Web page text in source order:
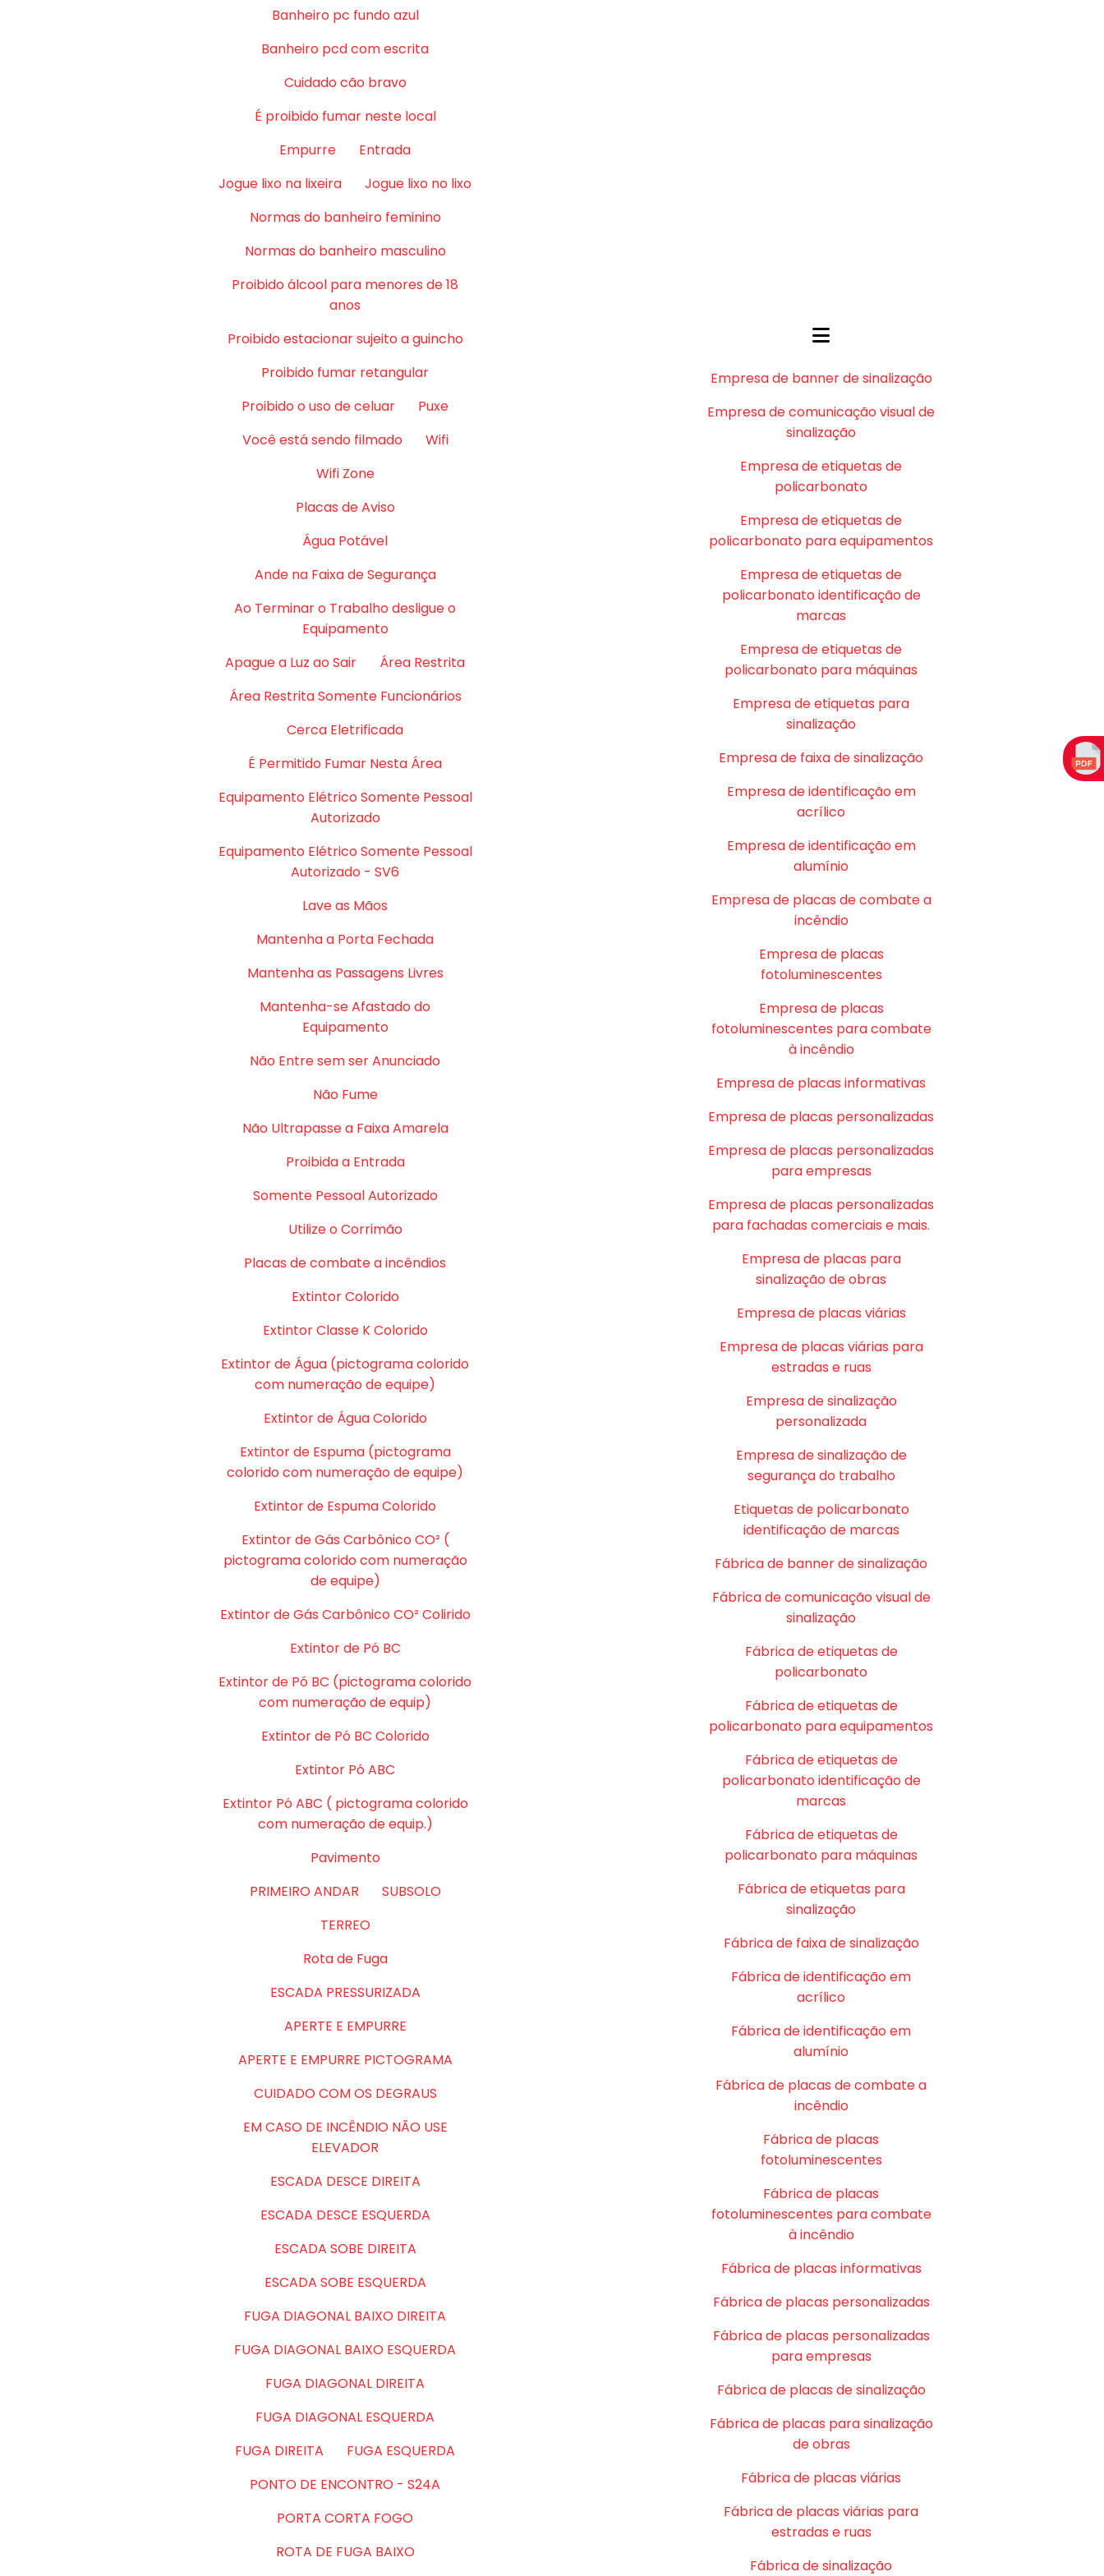
Banheiro pc fundo azul
Banheiro pcd com escrita
Cuidado cão bravo
É proibido fumar neste local
Empurre
Entrada
Jogue lixo na lixeira
Jogue lixo no lixo
Normas do banheiro feminino
Normas do banheiro masculino
Proibido álcool para menores de 18
anos
Proibido estacionar sujeito a guincho
Proibido fumar retangular
Proibido o uso de celuar
Puxe
Você está sendo filmado
Wifi
Wifi Zone
Placas de Aviso
Água Potável
Ande na Faixa de Segurança
Ao Terminar o Trabalho desligue o
Equipamento
Apague a Luz ao Sair
Área Restrita
Área Restrita Somente Funcionários
Cerca Eletrificada
É Permitido Fumar Nesta Área
Equipamento Elétrico Somente Pessoal
Autorizado
Equipamento Elétrico Somente Pessoal
Autorizado - SV6
Lave as Mãos
Mantenha a Porta Fechada
Mantenha as Passagens Livres
Mantenha-se Afastado do
Equipamento
Não Entre sem ser Anunciado
Não Fume
Não Ultrapasse a Faixa Amarela
Proibida a Entrada
Somente Pessoal Autorizado
Utilize o Corrimão
Placas de combate a incêndios
Extintor Colorido
Extintor Classe K Colorido
Extintor de Água (pictograma colorido
com numeração de equipe)
Extintor de Água Colorido
Extintor de Espuma (pictograma
colorido com numeração de equipe)
Extintor de Espuma Colorido
Extintor de Gás Carbônico CO² (
pictograma colorido com numeração
de equipe)
Extintor de Gás Carbônico CO² Colirido
Extintor de Pó BC
Extintor de Pó BC (pictograma colorido
com numeração de equip)
Extintor de Pó BC Colorido
Extintor Pó ABC
Extintor Pó ABC ( pictograma colorido
com numeração de equip.)
Pavimento
PRIMEIRO ANDAR
SUBSOLO
TERREO
Rota de Fuga
ESCADA PRESSURIZADA
APERTE E EMPURRE
APERTE E EMPURRE PICTOGRAMA
CUIDADO COM OS DEGRAUS
EM CASO DE INCÊNDIO NÃO USE
ELEVADOR
ESCADA DESCE DIREITA
ESCADA DESCE ESQUERDA
ESCADA SOBE DIREITA
ESCADA SOBE ESQUERDA
FUGA DIAGONAL BAIXO DIREITA
FUGA DIAGONAL BAIXO ESQUERDA
FUGA DIAGONAL DIREITA
FUGA DIAGONAL ESQUERDA
FUGA DIREITA
FUGA ESQUERDA
PONTO DE ENCONTRO - S24A
PORTA CORTA FOGO
ROTA DE FUGA BAIXO
Empresa de banner de sinalização
Empresa de comunicação visual de
sinalização
Empresa de etiquetas de
policarbonato
Empresa de etiquetas de
policarbonato para equipamentos
Empresa de etiquetas de
policarbonato identificação de
marcas
Empresa de etiquetas de
policarbonato para máquinas
Empresa de etiquetas para
sinalização
Empresa de faixa de sinalização
Empresa de identificação em
acrílico
Empresa de identificação em
alumínio
Empresa de placas de combate a
incêndio
Empresa de placas
fotoluminescentes
Empresa de placas
fotoluminescentes para combate
à incêndio
Empresa de placas informativas
Empresa de placas personalizadas
Empresa de placas personalizadas
para empresas
Empresa de placas personalizadas
para fachadas comerciais e mais.
Empresa de placas para
sinalização de obras
Empresa de placas viárias
Empresa de placas viárias para
estradas e ruas
Empresa de sinalização
personalizada
Empresa de sinalização de
segurança do trabalho
Etiquetas de policarbonato
identificação de marcas
Fábrica de banner de sinalização
Fábrica de comunicação visual de
sinalização
Fábrica de etiquetas de
policarbonato
Fábrica de etiquetas de
policarbonato para equipamentos
Fábrica de etiquetas de
policarbonato identificação de
marcas
Fábrica de etiquetas de
policarbonato para máquinas
Fábrica de etiquetas para
sinalização
Fábrica de faixa de sinalização
Fábrica de identificação em
acrílico
Fábrica de identificação em
alumínio
Fábrica de placas de combate a
incêndio
Fábrica de placas
fotoluminescentes
Fábrica de placas
fotoluminescentes para combate
à incêndio
Fábrica de placas informativas
Fábrica de placas personalizadas
Fábrica de placas personalizadas
para empresas
Fábrica de placas de sinalização
Fábrica de placas para sinalização
de obras
Fábrica de placas viárias
Fábrica de placas viárias para
estradas e ruas
Fábrica de sinalização